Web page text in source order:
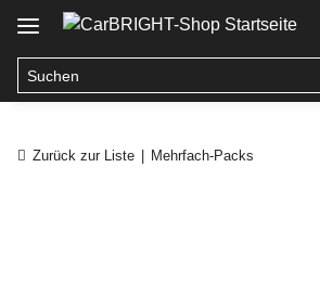
Zurück zur Liste Mehrfach-Packs